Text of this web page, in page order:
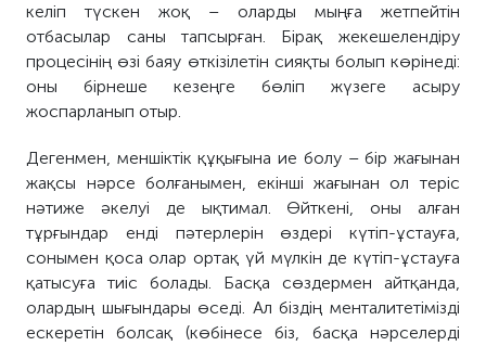
келіп түскен жоқ – оларды мыңға жетпейтін
отбасылар саны тапсырған. Бірақ жекешелендіру
процесінің өзі баяу өткізілетін сияқты болып көрінеді:
оны бірнеше кезеңге бөліп жүзеге асыру
жоспарланып отыр.
Дегенмен, меншіктік құқығына ие болу – бір жағынан
жақсы нәрсе болғанымен, екінші жағынан ол теріс
нәтиже әкелуі де ықтимал. Өйткені, оны алған
тұрғындар енді пәтерлерін өздері күтіп-ұстауға,
сонымен қоса олар ортақ үй мүлкін де күтіп-ұстауға
қатысуға тиіс болады. Басқа сөздермен айтқанда,
олардың шығындары өседі. Ал біздің менталитетімізді
ескеретін болсақ (көбінесе біз, басқа нәрселерді